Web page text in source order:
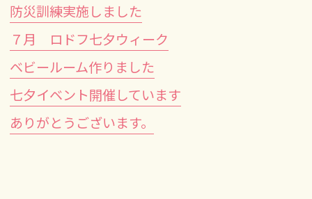
防災訓練実施しました
７月 ロドフ七夕ウィーク
ベビールーム作りました
七夕イベント開催しています
ありがとうございます。